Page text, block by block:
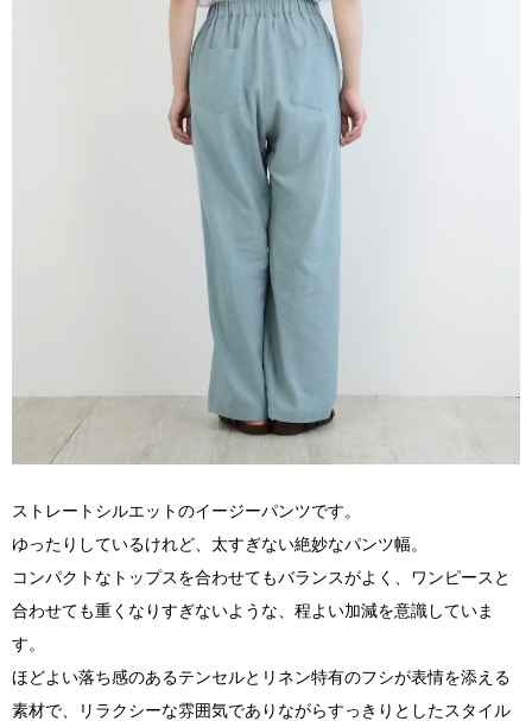
ストレートシルエットのイージーパンツです。
ゆったりしているけれど、太すぎない絶妙なパンツ幅。
コンパクトなトップスを合わせてもバランスがよく、ワンピースと
合わせても重くなりすぎないような、程よい加減を意識していま
す。
ほどよい落ち感のあるテンセルとリネン特有のフシが表情を添える
素材で、リラクシーな雰囲気でありながらすっきりとしたスタイル